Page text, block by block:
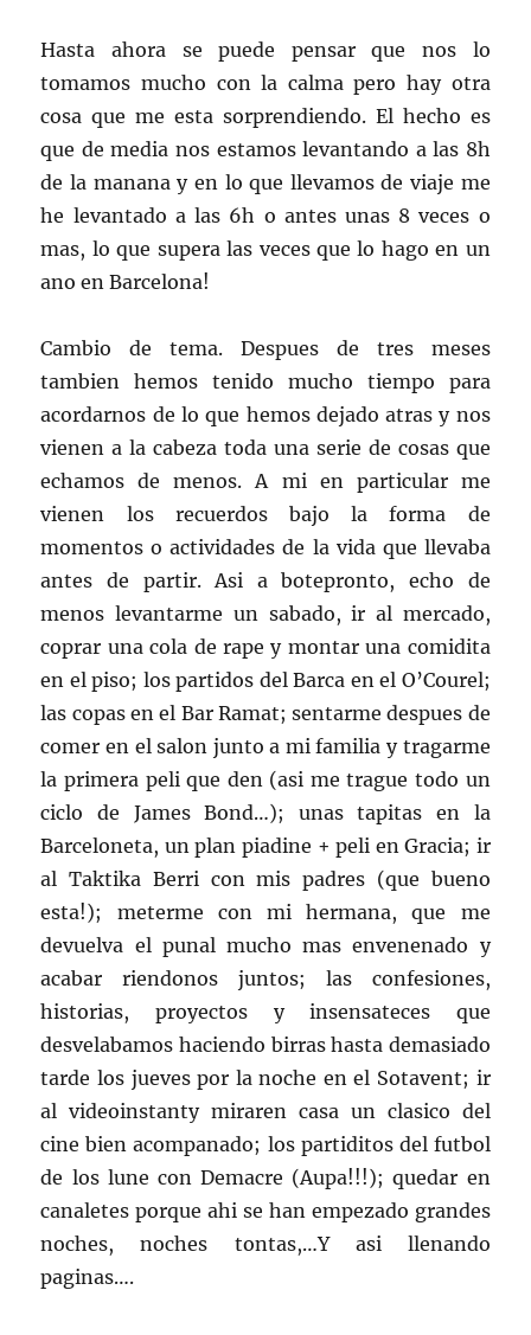
Hasta ahora se puede pensar que nos lo
tomamos mucho con la calma pero hay otra
cosa que me esta sorprendiendo. El hecho es
que de media nos estamos levantando a las 8h
de la manana y en lo que llevamos de viaje me
he levantado a las 6h o antes unas 8 veces o
mas, lo que supera las veces que lo hago en un
ano en Barcelona!
Cambio de tema. Despues de tres meses
tambien hemos tenido mucho tiempo para
acordarnos de lo que hemos dejado atras y nos
vienen a la cabeza toda una serie de cosas que
echamos de menos. A mi en particular me
vienen los recuerdos bajo la forma de
momentos o actividades de la vida que llevaba
antes de partir. Asi a botepronto, echo de
menos levantarme un sabado, ir al mercado,
coprar una cola de rape y montar una comidita
en el piso; los partidos del Barca en el O’Courel;
las copas en el Bar Ramat; sentarme despues de
comer en el salon junto a mi familia y tragarme
la primera peli que den (asi me trague todo un
ciclo de James Bond…); unas tapitas en la
Barceloneta, un plan piadine + peli en Gracia; ir
al Taktika Berri con mis padres (que bueno
esta!); meterme con mi hermana, que me
devuelva el punal mucho mas envenenado y
acabar riendonos juntos; las confesiones,
historias, proyectos y insensateces que
desvelabamos haciendo birras hasta demasiado
tarde los jueves por la noche en el Sotavent; ir
al videoinstanty miraren casa un clasico del
cine bien acompanado; los partiditos del futbol
de los lune con Demacre (Aupa!!!); quedar en
canaletes porque ahi se han empezado grandes
noches, noches tontas,…Y asi llenando
paginas….